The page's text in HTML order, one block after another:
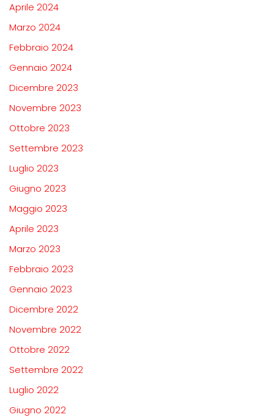
Aprile 2024
Marzo 2024
Febbraio 2024
Gennaio 2024
Dicembre 2023
Novembre 2023
Ottobre 2023
Settembre 2023
Luglio 2023
Giugno 2023
Maggio 2023
Aprile 2023
Marzo 2023
Febbraio 2023
Gennaio 2023
Dicembre 2022
Novembre 2022
Ottobre 2022
Settembre 2022
Luglio 2022
Giugno 2022